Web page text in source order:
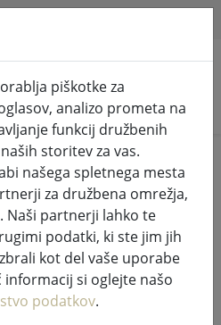
Pravljične lučke
pravljične luči
topla bela 9 m na
piškotke za
analizo prometa na
funkcij družbenih
storitev za vas.
našega spletnega mesta
za družbena omrežja,
Naši partnerji lahko te
podatki, ki ste jim jih
kot del vaše uporabe
si oglejte našo
podatkov.